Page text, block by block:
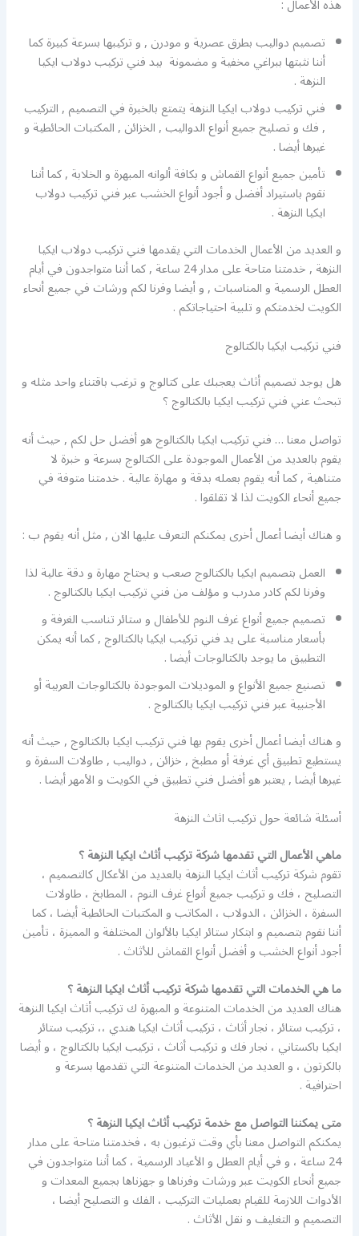
هذه الأعمال :
تصميم دواليب بطرق عصرية و مودرن , و تركيبها بسرعة كبيرة كما
أننا نثبتها ببراغي مخفية و مضمونة بيد فني تركيب دولاب ايكيا
النزهة .
فني تركيب دولاب ايكيا النزهة يتمتع بالخبرة في التصميم , التركيب
, فك و تصليح جميع أنواع الدواليب , الخزائن , المكتبات الحائطية و
غيرها أيضا .
تأمين جميع أنواع القماش و بكافة ألوانه المبهرة و الخلابة , كما أننا
نقوم باستيراد أفضل و أجود أنواع الخشب عبر فني تركيب دولاب
ايكيا النزهة .
و العديد من الأعمال الخدمات التي يقدمها فني تركيب دولاب ايكيا
النزهة , خدمتنا متاحة على مدار 24 ساعة , كما أننا متواجدون في أيام
العطل الرسمية و المناسبات , و أيضا وفرنا لكم ورشات في جميع أنحاء
الكويت لخدمتكم و تلبية احتياجاتكم .
فني تركيب ايكيا بالكتالوج
هل يوجد تصميم أثاث يعجبك على كتالوج و ترغب باقتناء واحد مثله و
تبحث عني فني تركيب ايكيا بالكتالوج ؟
تواصل معنا … فني تركيب ايكيا بالكتالوج هو أفضل حل لكم , حيث أنه
يقوم بالعديد من الأعمال الموجودة على الكتالوج بسرعة و خبرة لا
متناهية , كما أنه يقوم بعمله بدقة و مهارة عالية . خدمتنا متوفة في
جميع أنحاء الكويت لذا لا تقلقوا .
و هناك أيضا أعمال أخرى يمكنكم التعرف عليها الان , مثل أنه يقوم ب :
العمل بتصميم ايكيا بالكتالوج صعب و يحتاج مهارة و دقة عالية لذا
وفرنا لكم كادر مدرب و مؤلف من فني تركيب ايكيا بالكتالوج .
تصميم جميع أنواع غرف النوم للأطفال و ستائر تناسب الغرفة و
بأسعار مناسبة على يد فني تركيب ايكيا بالكتالوج , كما أنه يمكن
التطبيق ما يوجد بالكتالوجات أيضا .
تصنيع جميع الأنواع و الموديلات الموجودة بالكتالوجات العربية أو
الأجنبية عبر فني تركيب ايكيا بالكتالوج .
و هناك أيضا أعمال أخرى يقوم بها فني تركيب ايكيا بالكتالوج , حيث أنه
يستطيع تطبيق أي غرفة أو مطبخ , خزائن , دواليب , طاولات السفرة و
غيرها أيضا , يعتبر هو أفضل فني تطبيق في الكويت و الأمهر أيضا .
أسئلة شائعة حول تركيب اثاث النزهة
ماهي الأعمال التي تقدمها شركة تركيب أثاث ايكيا النزهة ؟
تقوم شركة تركيب أثاث ايكيا النزهة بالعديد من الأعكال كالتصميم ،
التصليح ، فك و تركيب جميع أنواع غرف النوم ، المطابخ ، طاولات
السفرة ، الخزائن ، الدولاب ، المكاتب و المكتبات الحائطية أيضا ، كما
أننا نقوم بتصميم و ابتكار ستائر ايكيا بالألوان المختلفة و المميزة ، تأمين
أجود أنواع الخشب و أفضل أنواع القماش للأثاث .
ما هي الخدمات التي تقدمها شركة تركيب أثاث ايكيا النزهة ؟
هناك العديد من الخدمات المتنوعة و المبهرة ك تركيب أثاث ايكيا النزهة
، تركيب ستائر ، نجار أثاث ، تركيب أثاث ايكيا هندي ،، تركيب ستائر
ايكيا باكستاني ، نجار فك و تركيب أثاث ، تركيب ايكيا بالكتالوج ، و أيضا
بالكرتون ، و العديد من الخدمات المتنوعة التي تقدمها بسرعة و
احترافية .
متى يمكننا التواصل مع خدمة تركيب أثاث ايكيا النزهة ؟
يمكنكم التواصل معنا بأي وقت ترغبون به ، فخدمتنا متاحة على مدار
24 ساعة ، و في أيام العطل و الأعياد الرسمية ، كما أننا متواجدون في
جميع أنحاء الكويت عبر ورشات وفرناها و جهزناها بجميع المعدات و
الأدوات اللازمة للقيام بعمليات التركيب ، الفك و التصليح أيضا ،
التصميم و التغليف و نقل الأثاث .